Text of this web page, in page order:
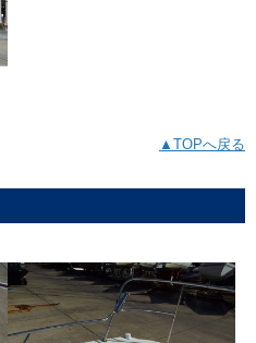
▲TOPへ戻る